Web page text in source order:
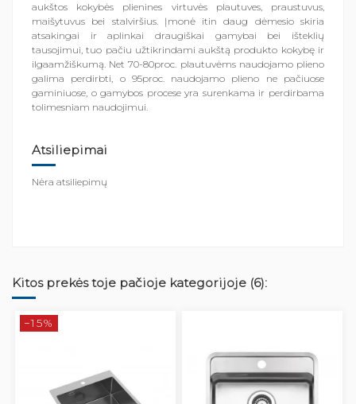
aukštos kokybės plienines virtuvės plautuves, praustuvus,
maišytuvus bei stalviršius. Įmonė itin daug dėmesio skiria
atsakingai ir aplinkai draugiškai gamybai bei išteklių
tausojimui, tuo pačiu užtikrindami aukštą produkto kokybę ir
ilgaamžiškumą. Net 70-80proc. plautuvėms naudojamo plieno
galima perdirbti, o 95proc. naudojamo plieno ne pačiuose
gaminiuose, o gamybos procese yra surenkama ir perdirbama
tolimesniam naudojimui.
Atsiliepimai
Nėra atsiliepimų
Kitos prekės toje pačioje kategorijoje (6):
−15%